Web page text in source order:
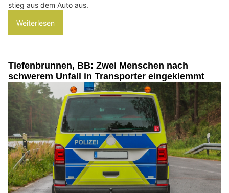
stieg aus dem Auto aus.
Weiterlesen
Tiefenbrunnen, BB: Zwei Menschen nach
schwerem Unfall in Transporter eingeklemmt